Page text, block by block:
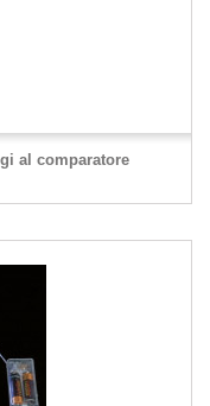
al comparatore